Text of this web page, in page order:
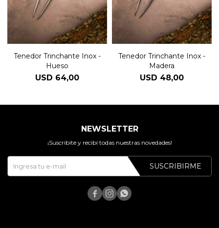
Tenedor Trinchante Inox -
Hueso
USD 64,00
Tenedor Trinchante Inox -
Madera
USD 48,00
NEWSLETTER
¡Suscribite y recibí todas nuestras novedades!
SUSCRIBIRME
  